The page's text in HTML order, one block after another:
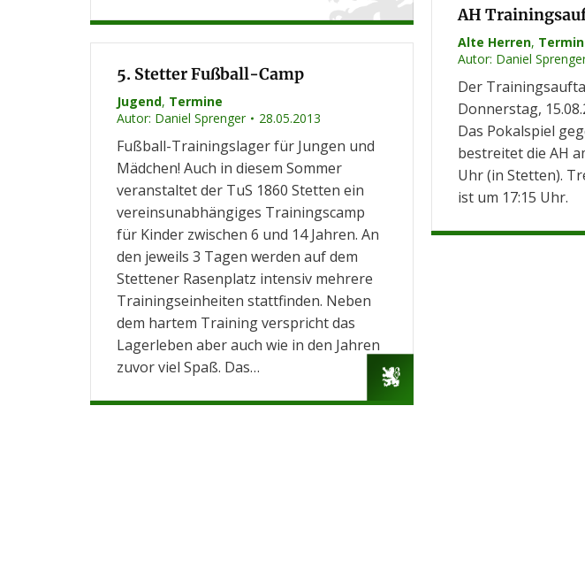
AH
Alte Herren,
Autor: Daniel
Der
Donnerstag,
Das Pokalspiel
bestreitet die AH
Uhr (in Stetten).
ist um 17:15 Uhr.
5. Stetter Fußball-Camp
Jugend, Termine
Autor: Daniel Sprenger 28.05.2013
Fußball-Trainingslager für Jungen und
Mädchen! Auch in diesem Sommer
veranstaltet der TuS 1860 Stetten ein
vereinsunabhängiges Trainingscamp
für Kinder zwischen 6 und 14 Jahren. An
den jeweils 3 Tagen werden auf dem
Stettener Rasenplatz intensiv mehrere
Trainingseinheiten stattfinden. Neben
dem hartem Training verspricht das
Lagerleben aber auch wie in den Jahren
zuvor viel Spaß. Das…